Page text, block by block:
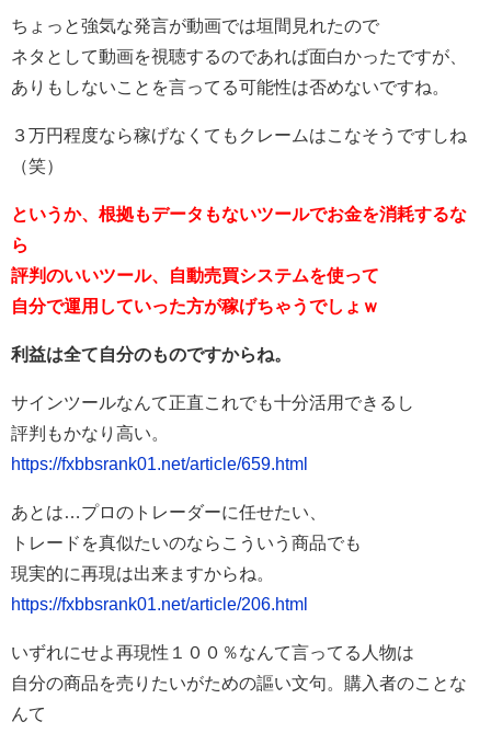
ちょっと強気な発言が動画では垣間見れたので
ネタとして動画を視聴するのであれば面白かったですが、
ありもしないことを言ってる可能性は否めないですね。
３万円程度なら稼げなくてもクレームはこなそうですしね
（笑）
というか、根拠もデータもないツールでお金を消耗するな
ら
評判のいいツール、自動売買システムを使って
自分で運用していった方が稼げちゃうでしょｗ
利益は全て自分のものですからね。
サインツールなんて正直これでも十分活用できるし
評判もかなり高い。
https://fxbbsrank01.net/article/659.html
あとは…プロのトレーダーに任せたい、
トレードを真似たいのならこういう商品でも
現実的に再現は出来ますからね。
https://fxbbsrank01.net/article/206.html
いずれにせよ再現性１００％なんて言ってる人物は
自分の商品を売りたいがための謳い文句。購入者のことな
んて